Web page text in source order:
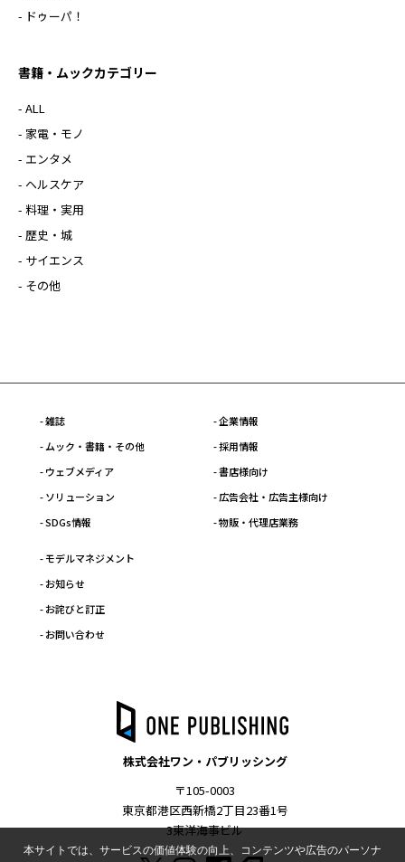
- ドゥーパ！
書籍・ムックカテゴリー
- ALL
- 家電・モノ
- エンタメ
- ヘルスケア
- 料理・実用
- 歴史・城
- サイエンス
- その他
- 雑誌
- ムック・書籍・その他
- ウェブメディア
- ソリューション
- SDGs情報
- 企業情報
- 採用情報
- 書店様向け
- 広告会社・広告主様向け
- 物販・代理店業務
- モデルマネジメント
- お知らせ
- お詫びと訂正
- お問い合わせ
株式会社ワン・パブリッシング
〒105-0003
東京都港区西新橋2丁目23番1号
3東洋海事ビル
本サイトでは、サービスの価値体験の向上、コンテンツや広告のパーソナ